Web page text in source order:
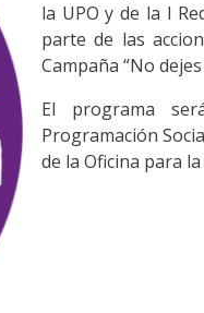
la UPO y de la I
parte de las
Campaña “No
El programa
Programación
de la Oficina para